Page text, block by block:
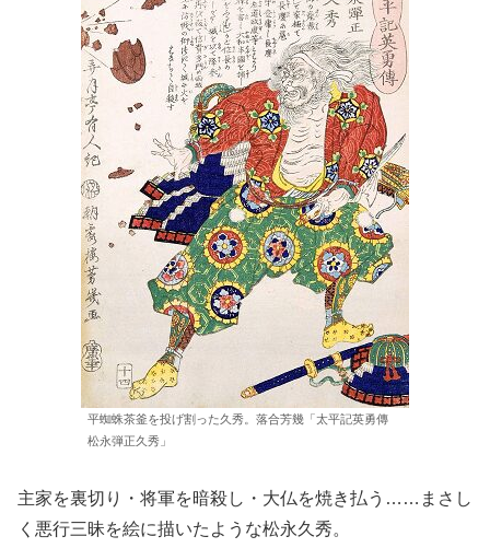
平蜘蛛茶釜を投げ割った久秀。落合芳幾「太平記英勇傳
松永弾正久秀」
主家を裏切り・将軍を暗殺し・大仏を焼き払う……まさし
く悪行三昧を絵に描いたような松永久秀。